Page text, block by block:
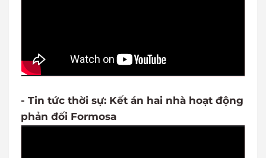
- Tin tức thời sự: Kết án hai nhà hoạt động
phản đối Formosa